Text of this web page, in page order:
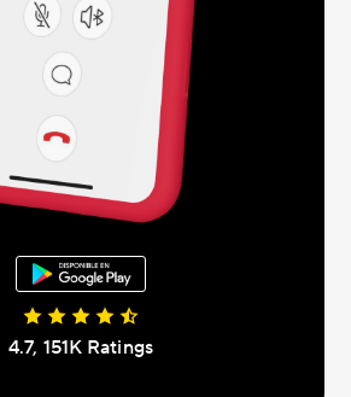
4.7, 151K Ratings